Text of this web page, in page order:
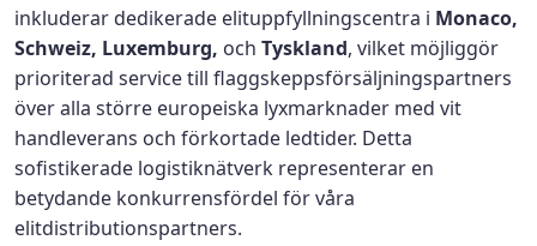
inkluderar dedikerade elituppfyllningscentra i Monaco,
Schweiz, Luxemburg, och Tyskland, vilket möjliggör
prioriterad service till flaggskeppsförsäljningspartners
över alla större europeiska lyxmarknader med vit
handleverans och förkortade ledtider. Detta
sofistikerade logistiknätverk representerar en
betydande konkurrensfördel för våra
elitdistributionspartners.